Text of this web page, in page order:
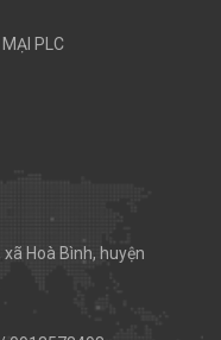
PLC
Hoà Bình, huyện